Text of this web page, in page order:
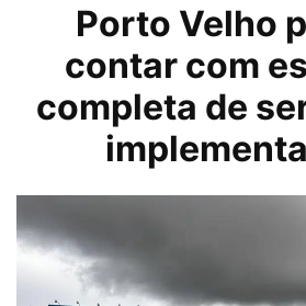
Porto Velho
contar com
completa de